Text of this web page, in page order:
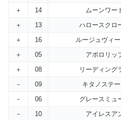
＋
14 ムーンワー
＋
13 ハロースクロ
＋
16 ルージュヴィ
＋
05 アポロリッ
＋
08 リーディング
－
09 キタノステー
－
06 グレースミュ
－
10 アイレスア